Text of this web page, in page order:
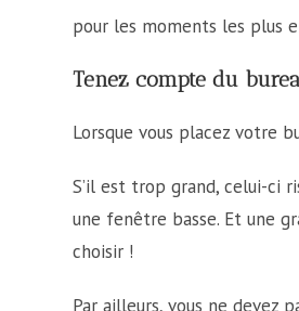
pour les moments les plus
Tenez compte du
Lorsque vous placez votre
S’il est trop grand, celui-ci
une fenêtre basse. Et une
choisir !
Par ailleurs, vous ne devez